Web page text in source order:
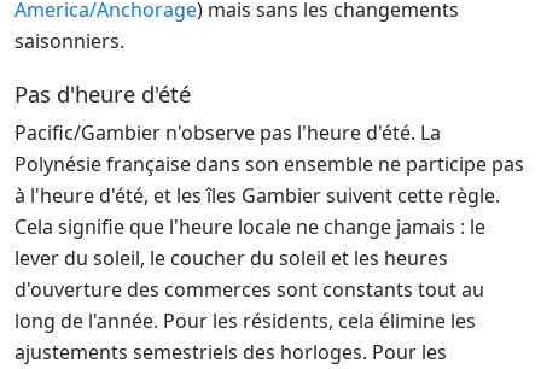
America/Anchorage) mais sans les changements
saisonniers.
Pas d'heure d'été
Pacific/Gambier n'observe pas l'heure d'été. La
Polynésie française dans son ensemble ne participe pas
à l'heure d'été, et les îles Gambier suivent cette règle.
Cela signifie que l'heure locale ne change jamais : le
lever du soleil, le coucher du soleil et les heures
d'ouverture des commerces sont constants tout au
long de l'année. Pour les résidents, cela élimine les
ajustements semestriels des horloges. Pour les